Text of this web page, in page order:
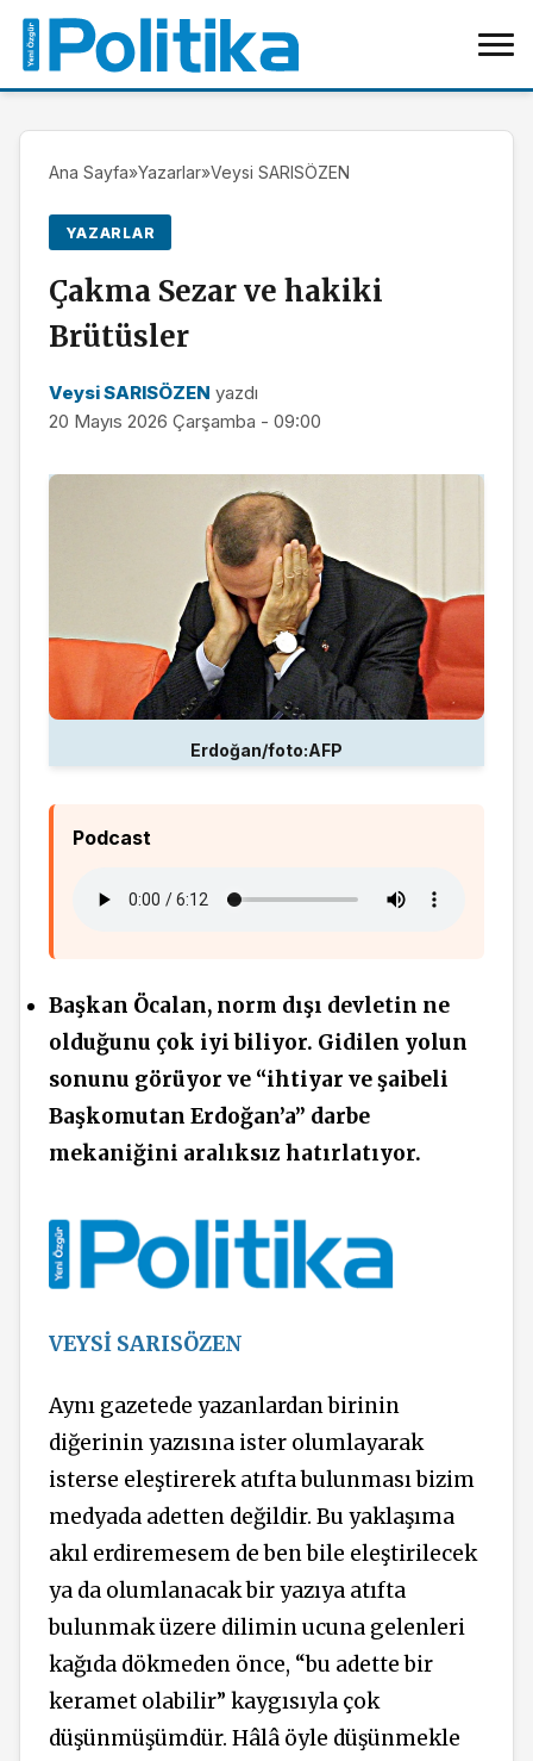
Ana Sayfa»Yazarlar»Veysi SARISÖZEN
YAZARLAR
Çakma Sezar ve hakiki
Brütüsler
Veysi SARISÖZEN yazdı
20 Mayıs 2026 Çarşamba - 09:00
Erdoğan/foto:AFP
Podcast
Başkan Öcalan, norm dışı devletin ne
olduğunu çok iyi biliyor. Gidilen yolun
sonunu görüyor ve “ihtiyar ve şaibeli
Başkomutan Erdoğan’a” darbe
mekaniğini aralıksız hatırlatıyor.
VEYSİ SARISÖZEN
Aynı gazetede yazanlardan birinin
diğerinin yazısına ister olumlayarak
isterse eleştirerek atıfta bulunması bizim
medyada adetten değildir. Bu yaklaşıma
akıl erdiremesem de ben bile eleştirilecek
ya da olumlanacak bir yazıya atıfta
bulunmak üzere dilimin ucuna gelenleri
kağıda dökmeden önce, “bu adette bir
keramet olabilir” kaygısıyla çok
düşünmüşümdür. Hâlâ öyle düşünmekle